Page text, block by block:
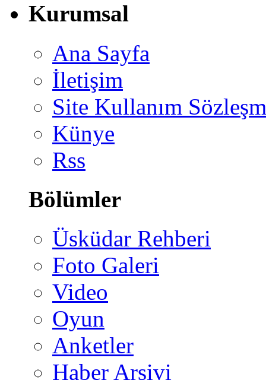
Kurumsal
Ana Sayfa
İletişim
Site Kullanım
Künye
Rss
Bölümler
Üsküdar Rehberi
Foto Galeri
Video
Oyun
Anketler
Haber Arşivi